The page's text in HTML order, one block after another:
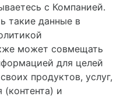
с Компанией.
такие данные в
может совмещать
для целей
продуктов, услуг,
(контента) и